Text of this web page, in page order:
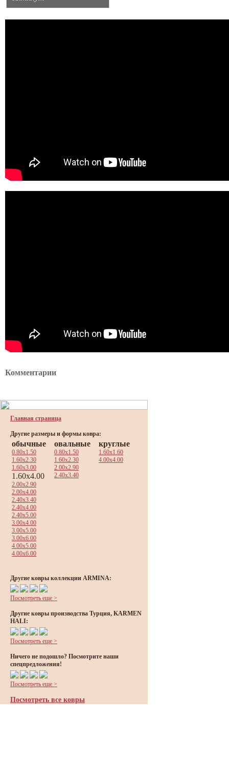
Комментарии
Главная страница
Другие размеры и формы ковра:
обычные
0.80x1.50
1.60x2.30
1.60x3.00
1.60x4.00
2.00x2.90
2.00x4.00
2.40x3.40
2.40x4.00
2.40x5.00
3.00x4.00
3.00x5.00
3.00x6.00
4.00x5.00
4.00x6.00
овальные
0.80x1.50
1.60x2.30
2.00x2.90
2.40x3.40
круглые
1.60x1.60
4.00x4.00
Другие ковры коллекции ARMINA:
Посмотреть еще >
Другие ковры производства Турция, KARMEN
HALI:
Посмотреть еще >
Ничего не подошло? Посмотрите наши
спецпредложения!
Посмотреть еще >
Посмотреть все ковры